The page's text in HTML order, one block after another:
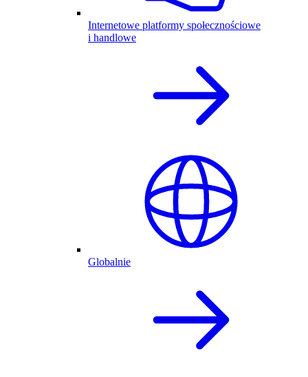
Internetowe platformy społecznościowe
i handlowe
Globalnie